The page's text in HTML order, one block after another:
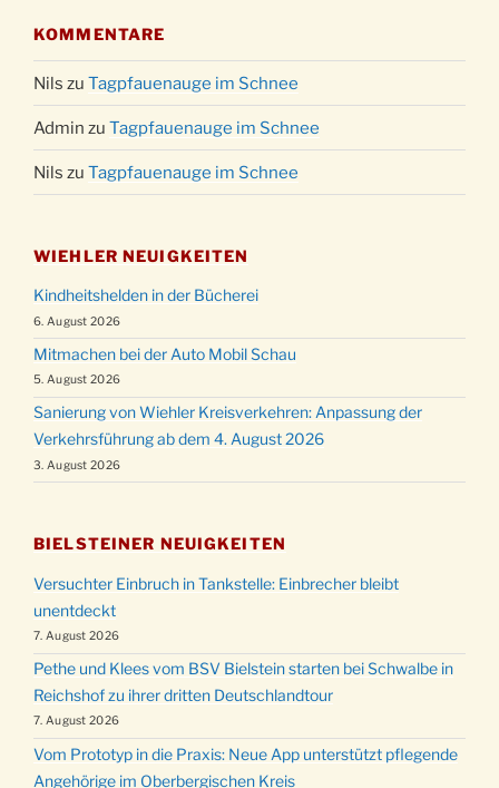
KOMMENTARE
Nils zu Tagpfauenauge im Schnee
Admin zu Tagpfauenauge im Schnee
Nils zu Tagpfauenauge im Schnee
WIEHLER NEUIGKEITEN
Kindheitshelden in der Bücherei
6. August 2026
Mitmachen bei der Auto Mobil Schau
5. August 2026
Sanierung von Wiehler Kreisverkehren: Anpassung der
Verkehrsführung ab dem 4. August 2026
3. August 2026
BIELSTEINER NEUIGKEITEN
Versuchter Einbruch in Tankstelle: Einbrecher bleibt
unentdeckt
7. August 2026
Pethe und Klees vom BSV Bielstein starten bei Schwalbe in
Reichshof zu ihrer dritten Deutschlandtour
7. August 2026
Vom Prototyp in die Praxis: Neue App unterstützt pflegende
Angehörige im Oberbergischen Kreis